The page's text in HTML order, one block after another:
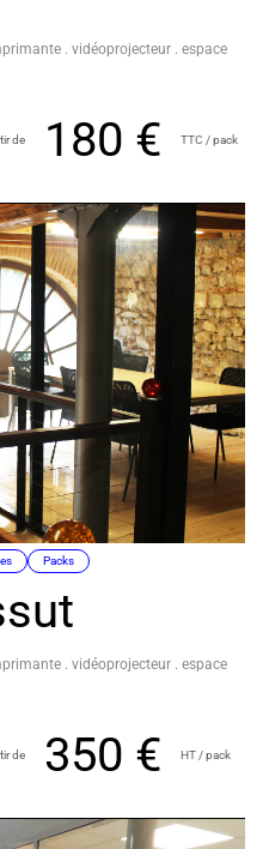
. vidéoprojecteur . espace
de 180 € TTC / pack
Packs
. vidéoprojecteur . espace
de 350 € HT / pack